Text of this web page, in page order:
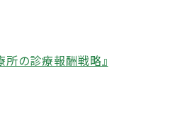
の診療報酬戦略』